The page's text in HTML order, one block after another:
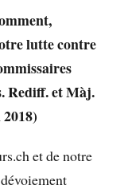
lutte contre
Rediff. et Màj.
et de notre